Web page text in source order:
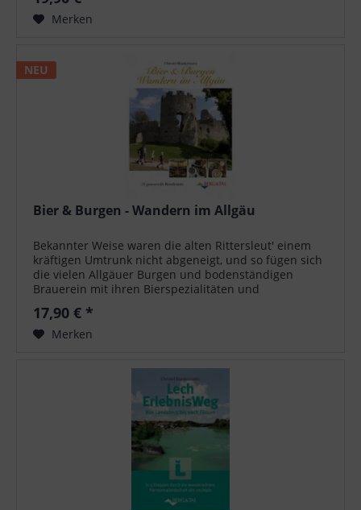
Merken
NEU
Bier & Burgen - Wandern im Allgäu
Bekannter Weise waren die alten Rittersleut' einem
kräftigen Umtrunk nicht abgeneigt, und so fügen sich
die vielen Allgäuer Burgen und bodenständigen
Brauerein mit ihren Bierspezialitäten und
traditionsreichen Braugaststätten zu einem...
17,90 € *
Merken